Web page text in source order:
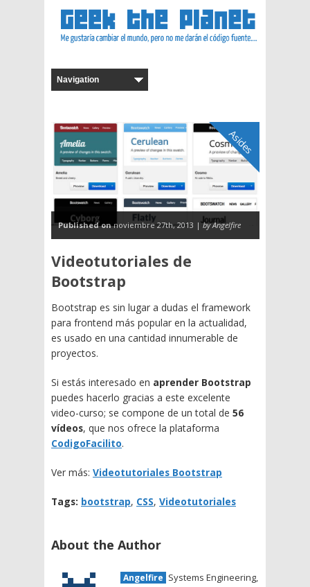
Asides
Published onnoviembre 27th, 2013 |by Angelfire
Videotutoriales de
Bootstrap
Bootstrap es sin lugar a dudas el framework
para frontend más popular en la actualidad,
es usado en una cantidad innumerable de
proyectos.
Si estás interesado en aprender Bootstrap
puedes hacerlo gracias a este excelente
video-curso; se compone de un total de 56
vídeos, que nos ofrece la plataforma
CodigoFacilito.
Ver más: Videotutoriales Bootstrap
Tags: bootstrap, CSS, Videotutoriales
About the Author
Angelfire Systems Engineering,